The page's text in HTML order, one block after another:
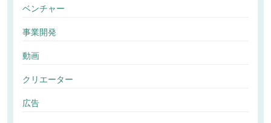
ベンチャー
事業開発
動画
クリエーター
広告